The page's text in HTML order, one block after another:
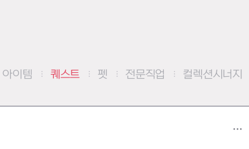
아이템 퀘스트 펫 전문직업 컬렉션시너지